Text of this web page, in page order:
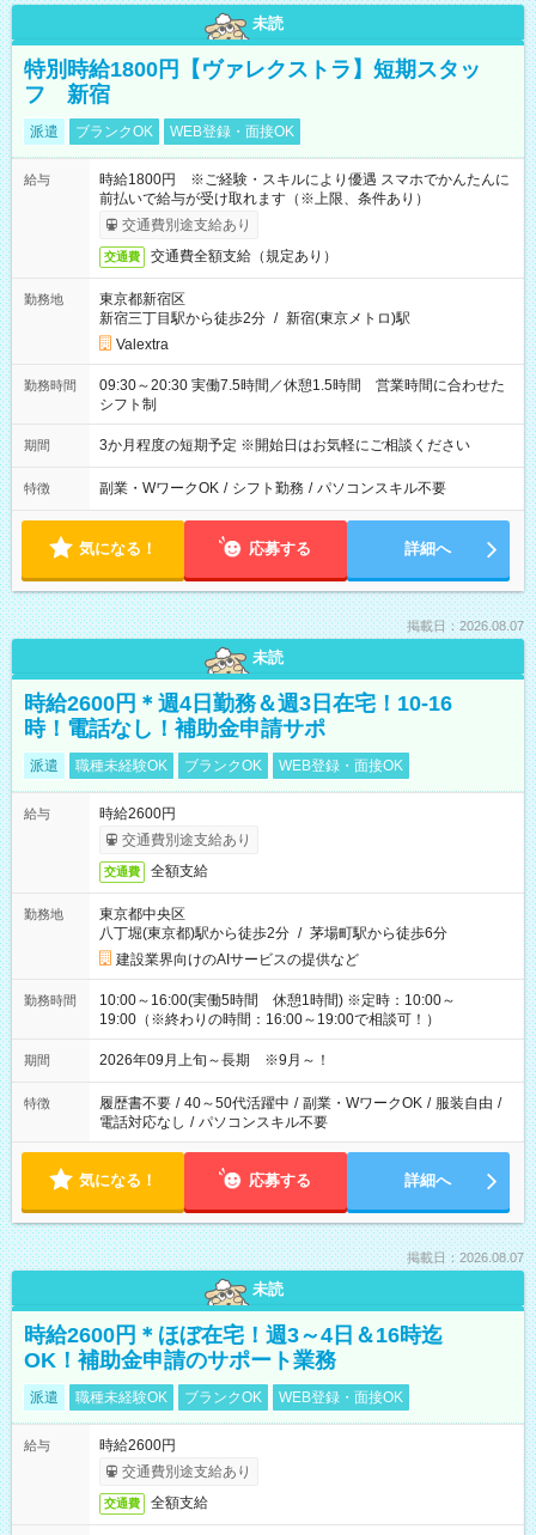
未読
特別時給1800円【ヴァレクストラ】短期スタッ
フ 新宿
派遣 ブランクOK WEB登録・面接OK
給与
時給1800円 ※ご経験・スキルにより優遇 スマホでかんたんに
前払いで給与が受け取れます（※上限、条件あり）
交通費別途支給あり
交通費 交通費全額支給（規定あり）
勤務地
東京都新宿区
新宿三丁目駅から徒歩2分 / 新宿(東京メトロ)駅
Valextra
勤務時間
09:30～20:30 実働7.5時間／休憩1.5時間 営業時間に合わせた
シフト制
期間 3か月程度の短期予定 ※開始日はお気軽にご相談ください
特徴 副業・WワークOK / シフト勤務 / パソコンスキル不要
気になる！ 応募する 詳細へ
掲載日：2026.08.07
未読
時給2600円＊週4日勤務＆週3日在宅！10-16
時！電話なし！補助金申請サポ
派遣 職種未経験OK ブランクOK WEB登録・面接OK
給与
時給2600円
交通費別途支給あり
交通費 全額支給
勤務地
東京都中央区
八丁堀(東京都)駅から徒歩2分 / 茅場町駅から徒歩6分
建設業界向けのAIサービスの提供など
勤務時間
10:00～16:00(実働5時間 休憩1時間) ※定時：10:00～
19:00（※終わりの時間：16:00～19:00で相談可！）
期間 2026年09月上旬～長期 ※9月～！
特徴 履歴書不要 / 40～50代活躍中 / 副業・WワークOK / 服装自由 /
電話対応なし / パソコンスキル不要
気になる！ 応募する 詳細へ
掲載日：2026.08.07
未読
時給2600円＊ほぼ在宅！週3～4日＆16時迄
OK！補助金申請のサポート業務
派遣 職種未経験OK ブランクOK WEB登録・面接OK
給与
時給2600円
交通費別途支給あり
交通費 全額支給